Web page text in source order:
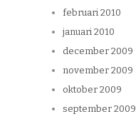
februari 2010
januari 2010
december 2009
november 2009
oktober 2009
september 2009